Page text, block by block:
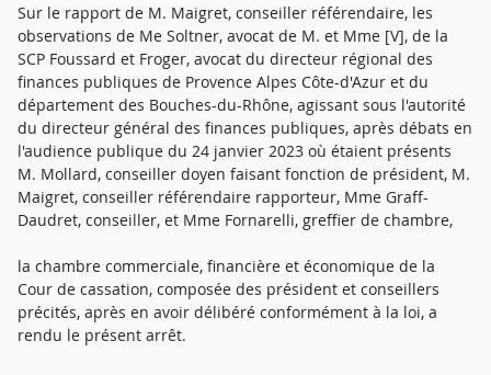
Sur le rapport de M. Maigret, conseiller référendaire, les
observations de Me Soltner, avocat de M. et Mme [V], de la
SCP Foussard et Froger, avocat du directeur régional des
finances publiques de Provence Alpes Côte-d'Azur et du
département des Bouches-du-Rhône, agissant sous l'autorité
du directeur général des finances publiques, après débats en
l'audience publique du 24 janvier 2023 où étaient présents
M. Mollard, conseiller doyen faisant fonction de président, M.
Maigret, conseiller référendaire rapporteur, Mme Graff-
Daudret, conseiller, et Mme Fornarelli, greffier de chambre,
la chambre commerciale, financière et économique de la
Cour de cassation, composée des président et conseillers
précités, après en avoir délibéré conformément à la loi, a
rendu le présent arrêt.